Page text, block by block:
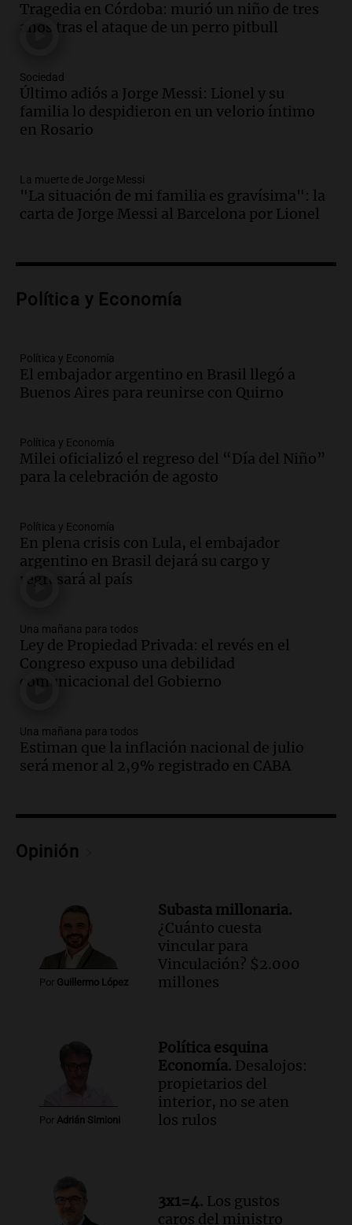
la historia del club de Irlanda
revolucionado por hinchas argentinos
Episodios
Audio.Crisis diplomática: el embajador
argentino regresa al país tras conflicto
con Brasil
Audio.Bomberos asisten a senderista
con fractura de tobillo en refugio Doña
Rosa
Episodios
investigación internacional sobre asma
Episodios
Audio.Suspenden descuento en SUBE y
aumentan tarifas del SUBTE en Buenos
Episodios
Audio.Kicillof critica la desregulación
financiera y el aumento de la morosidad
Panorama Federal
Episodios
Audio.La UNT evalúa apelación ante la
Corte Suprema tras fallo que aparta a
Episodios
Audio.El cardenal Ángel Rossi advirtió
que la justicia social viene siendo
Episodios
Audio.La Bulaya se prepara para el cierre
de su gran muestra anual con la
Audio.
Panorama Federal
Episodios
Audio.Una mujer de 40 años muere en
un accidente en la Ruta 321 cerca de
García Fernández
El Tesoro Nacional captura 12
billones de pesos y genera excedente de
liquidez de 4 billones
Episodios
Panorama Federal
Episodios
Tragedia en Córdoba: murió un niño de tres
años tras el ataque de un perro pitbull
Sociedad
Último adiós a Jorge Messi: Lionel y su
familia lo despidieron en un velorio íntimo
en Rosario
La muerte de Jorge Messi
"La situación de mi familia es gravísima": la
carta de Jorge Messi al Barcelona por Lionel
Política y Economía
Política y Economía
El embajador argentino en Brasil llegó a
Buenos Aires para reunirse con Quirno
Política y Economía
Milei oficializó el regreso del “Día del Niño”
para la celebración de agosto
Política y Economía
En plena crisis con Lula, el embajador
argentino en Brasil dejará su cargo y
regresará al país
Una mañana para todos
Ley de Propiedad Privada: el revés en el
Congreso expuso una debilidad
comunicacional del Gobierno
Una mañana para todos
Estiman que la inflación nacional de julio
será menor al 2,9% registrado en CABA
Opinión
Por Guillermo López
Subasta millonaria.
¿Cuánto cuesta
vincular para
Vinculación? $2.000
millones
Por Adrián Simioni
Política esquina
Economía. Desalojos:
propietarios del
interior, no se aten
los rulos
3x1=4. Los gustos
caros del ministro